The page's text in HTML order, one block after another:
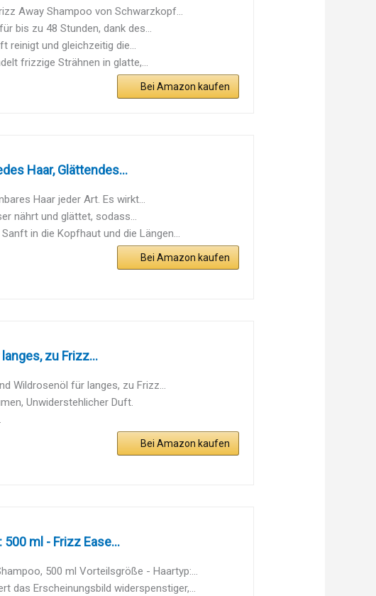
Away Shampoo von Schwarzkopf...
bis zu 48 Stunden, dank des...
reinigt und gleichzeitig die...
frizzige Strähnen in glatte,...
Bei Amazon kaufen
Haar, Glättendes...
Haar jeder Art. Es wirkt...
nährt und glättet, sodass...
in die Kopfhaut und die Längen...
Bei Amazon kaufen
zu Frizz...
Wildrosenöl für langes, zu Frizz...
Unwiderstehlicher Duft.
Bei Amazon kaufen
ml - Frizz Ease...
500 ml Vorteilsgröße - Haartyp:...
das Erscheinungsbild widerspenstiger,...